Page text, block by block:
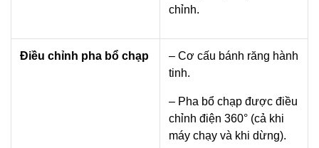
chỉnh.
Điều chỉnh pha bổ chạp
– Cơ cấu bánh răng hành
tinh.
– Pha bổ chạp được điều
chỉnh điện 360° (cả khi
máy chạy và khi dừng).